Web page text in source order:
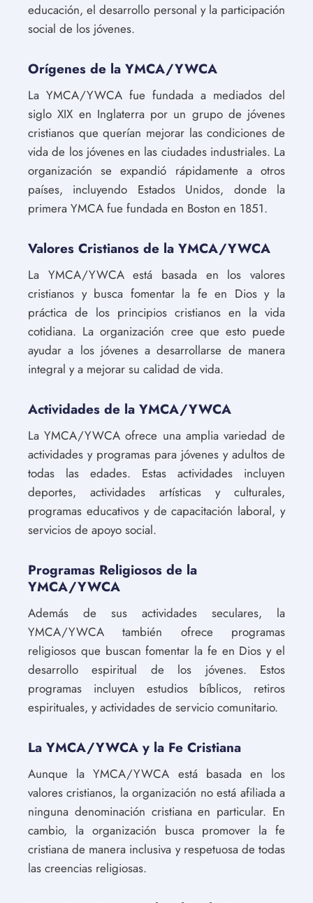
educación, el desarrollo personal y la participación
social de los jóvenes.
Orígenes de la YMCA/YWCA
La YMCA/YWCA fue fundada a mediados del
siglo XIX en Inglaterra por un grupo de jóvenes
cristianos que querían mejorar las condiciones de
vida de los jóvenes en las ciudades industriales. La
organización se expandió rápidamente a otros
países, incluyendo Estados Unidos, donde la
primera YMCA fue fundada en Boston en 1851.
Valores Cristianos de la YMCA/YWCA
La YMCA/YWCA está basada en los valores
cristianos y busca fomentar la fe en Dios y la
práctica de los principios cristianos en la vida
cotidiana. La organización cree que esto puede
ayudar a los jóvenes a desarrollarse de manera
integral y a mejorar su calidad de vida.
Actividades de la YMCA/YWCA
La YMCA/YWCA ofrece una amplia variedad de
actividades y programas para jóvenes y adultos de
todas las edades. Estas actividades incluyen
deportes, actividades artísticas y culturales,
programas educativos y de capacitación laboral, y
servicios de apoyo social.
Programas Religiosos de la
YMCA/YWCA
Además de sus actividades seculares, la
YMCA/YWCA también ofrece programas
religiosos que buscan fomentar la fe en Dios y el
desarrollo espiritual de los jóvenes. Estos
programas incluyen estudios bíblicos, retiros
espirituales, y actividades de servicio comunitario.
La YMCA/YWCA y la Fe Cristiana
Aunque la YMCA/YWCA está basada en los
valores cristianos, la organización no está afiliada a
ninguna denominación cristiana en particular. En
cambio, la organización busca promover la fe
cristiana de manera inclusiva y respetuosa de todas
las creencias religiosas.